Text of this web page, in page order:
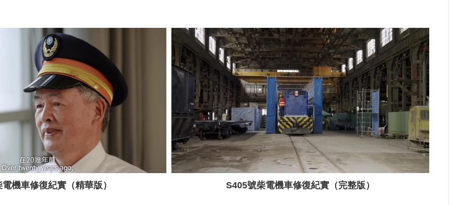
機車修復紀實（精華版） S405號柴電機車修復紀實（完整版）